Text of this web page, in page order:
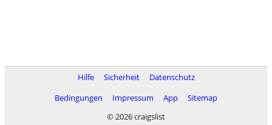
Hilfe Sicherheit
Datenschutz
Bedingungen
Impressum App
Sitemap
© 2026 craigslist